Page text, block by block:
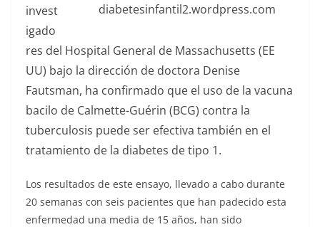
diabetesinfantil2.wordpress.com
invest
igado
res del Hospital General de Massachusetts (EE
UU) bajo la dirección de doctora Denise
Fautsman, ha confirmado que el uso de la vacuna
bacilo de Calmette-Guérin (BCG) contra la
tuberculosis puede ser efectiva también en el
tratamiento de la diabetes de tipo 1.
Los resultados de este ensayo, llevado a cabo durante
20 semanas con seis pacientes que han padecido esta
enfermedad una media de 15 años, han sido